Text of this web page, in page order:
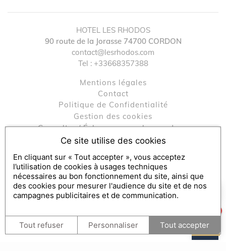
HOTEL LES RHODOS
90 route de la Jorasse 74700 CORDON
contact@lesrhodos.com
Tel : +33668357388
Mentions légales
contact
Politique de Confidentialité
Gestion des cookies
Consulter / Échanger mon bon cadeau
Engagements RSE
Console SecretBox ®, éditeur de la solution de chèques et
coffrets cadeaux
Partenaires médias :SecretBox
Comment puis-je vous aider ?
Ce site utilise des cookies
En cliquant sur « Tout accepter », vous acceptez
l’utilisation de cookies à usages techniques
nécessaires au bon fonctionnement du site, ainsi que
des cookies pour mesurer l'audience du site et de nos
campagnes publicitaires et de communication.
Tout refuser Personnaliser Tout accepter